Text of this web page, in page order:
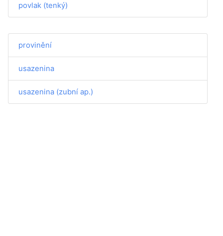
povlak (tenký)
provinění
usazenina
usazenina (zubní ap.)